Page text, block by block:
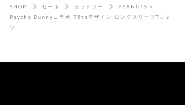
SHOP セール カットソー
PEANUTS ×
Psycho Bunnyコラボ 75thデザイン ロングスリーブTシャ
ツ